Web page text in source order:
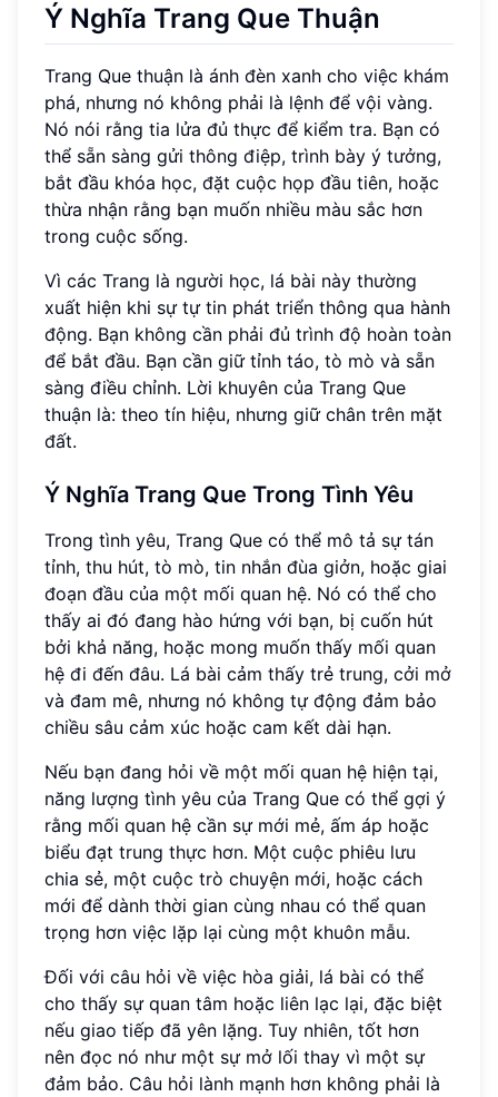
Ý Nghĩa Trang Que Thuận
Trang Que thuận là ánh đèn xanh cho việc khám
phá, nhưng nó không phải là lệnh để vội vàng.
Nó nói rằng tia lửa đủ thực để kiểm tra. Bạn có
thể sẵn sàng gửi thông điệp, trình bày ý tưởng,
bắt đầu khóa học, đặt cuộc họp đầu tiên, hoặc
thừa nhận rằng bạn muốn nhiều màu sắc hơn
trong cuộc sống.
Vì các Trang là người học, lá bài này thường
xuất hiện khi sự tự tin phát triển thông qua hành
động. Bạn không cần phải đủ trình độ hoàn toàn
để bắt đầu. Bạn cần giữ tỉnh táo, tò mò và sẵn
sàng điều chỉnh. Lời khuyên của Trang Que
thuận là: theo tín hiệu, nhưng giữ chân trên mặt
đất.
Ý Nghĩa Trang Que Trong Tình Yêu
Trong tình yêu, Trang Que có thể mô tả sự tán
tỉnh, thu hút, tò mò, tin nhắn đùa giởn, hoặc giai
đoạn đầu của một mối quan hệ. Nó có thể cho
thấy ai đó đang hào hứng với bạn, bị cuốn hút
bởi khả năng, hoặc mong muốn thấy mối quan
hệ đi đến đâu. Lá bài cảm thấy trẻ trung, cởi mở
và đam mê, nhưng nó không tự động đảm bảo
chiều sâu cảm xúc hoặc cam kết dài hạn.
Nếu bạn đang hỏi về một mối quan hệ hiện tại,
năng lượng tình yêu của Trang Que có thể gợi ý
rằng mối quan hệ cần sự mới mẻ, ấm áp hoặc
biểu đạt trung thực hơn. Một cuộc phiêu lưu
chia sẻ, một cuộc trò chuyện mới, hoặc cách
mới để dành thời gian cùng nhau có thể quan
trọng hơn việc lặp lại cùng một khuôn mẫu.
Đối với câu hỏi về việc hòa giải, lá bài có thể
cho thấy sự quan tâm hoặc liên lạc lại, đặc biệt
nếu giao tiếp đã yên lặng. Tuy nhiên, tốt hơn
nên đọc nó như một sự mở lối thay vì một sự
đảm bảo. Câu hỏi lành mạnh hơn không phải là